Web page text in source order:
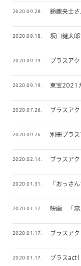
2020.09.28. 鈴鹿央士
2020.09.18. 坂口健太
2020.09.19. プラスア
2020.09.19. 東宝2021
2020.07.26. プラスア
2020.09.26. 別冊プラ
2020.02.14. プラスア
2020.01.31. 「おっさ
2020.01.17. 映画 「燕
2020.01.17. プラスア
2020.01.17. プラス